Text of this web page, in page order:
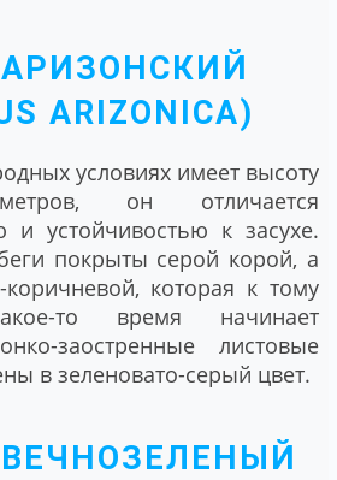
ARIZONICA)
условиях имеет высоту
он отличается
и устойчивостью к засухе.
покрыты серой корой, а
которая к тому
то время начинает
заостренные листовые
в зеленовато-серый цвет.